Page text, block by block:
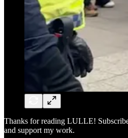
Thanks for reading LULLE!
and support my work.